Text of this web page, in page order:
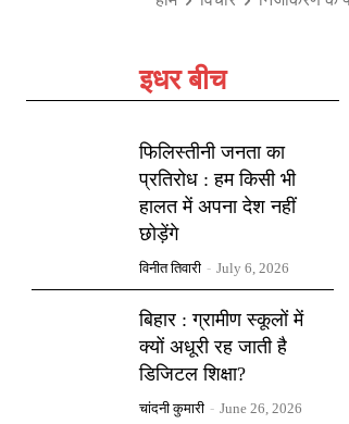
इधर बीच
फिलिस्तीनी जनता का
प्रतिरोध : हम किसी भी
हालत में अपना देश नहीं
छोड़ेंगे
विनीत तिवारी - July 6, 2026
बिहार : ग्रामीण स्कूलों में
क्यों अधूरी रह जाती है
डिजिटल शिक्षा?
चांदनी कुमारी - June 26, 2026